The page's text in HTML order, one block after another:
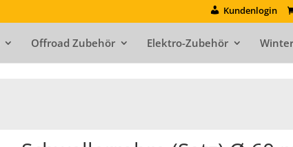
Kundenlogin
Offroad Zubehör Elektro-Zubehör